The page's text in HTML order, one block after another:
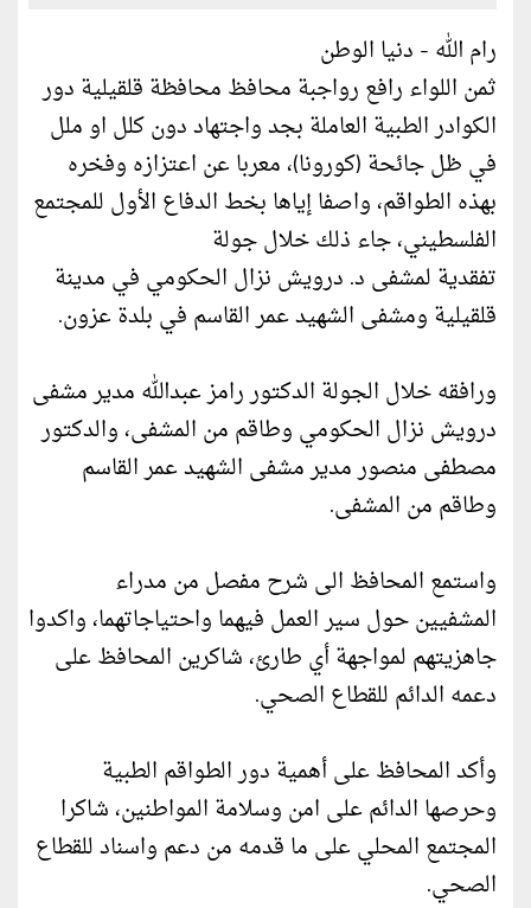
رام الله - دنيا الوطن
ثمن اللواء رافع رواجبة محافظ محافظة قلقيلية دور
الكوادر الطبية العاملة بجد واجتهاد دون كلل او ملل
في ظل جائحة (كورونا)، معربا عن اعتزازه وفخره
بهذه الطواقم، واصفا إياها بخط الدفاع الأول للمجتمع
الفلسطيني، جاء ذلك خلال جولة
تفقدية لمشفى د. درويش نزال الحكومي في مدينة
قلقيلية ومشفى الشهيد عمر القاسم في بلدة عزون.
ورافقه خلال الجولة الدكتور رامز عبدالله مدير مشفى
درويش نزال الحكومي وطاقم من المشفى، والدكتور
مصطفى منصور مدير مشفى الشهيد عمر القاسم
وطاقم من المشفى.
واستمع المحافظ الى شرح مفصل من مدراء
المشفيين حول سير العمل فيهما واحتياجاتهما، واكدوا
جاهزيتهم لمواجهة أي طارئ، شاكرين المحافظ على
دعمه الدائم للقطاع الصحي.
وأكد المحافظ على أهمية دور الطواقم الطبية
وحرصها الدائم على امن وسلامة المواطنين، شاكرا
المجتمع المحلي على ما قدمه من دعم واسناد للقطاع
الصحي.